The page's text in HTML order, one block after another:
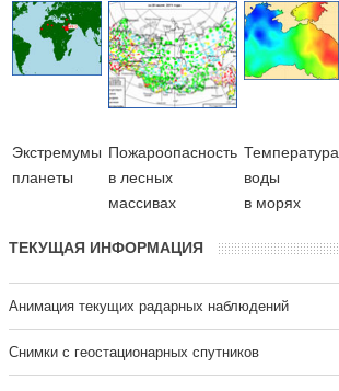
Экстремумы
планеты
Пожароопасность
в лесных
массивах
Температура
воды
в морях
ТЕКУЩАЯ ИНФОРМАЦИЯ
Анимация текущих радарных наблюдений
Cнимки с геостационарных спутников